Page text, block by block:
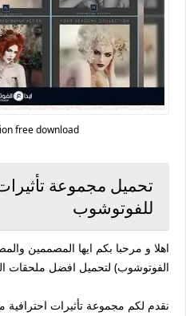
free download
تحميل مجموعة
للفوتوشوب
اهلا و مرحبا بكم ايها المصممين
الفوتوشوب) لتحميل افضل ملحقات